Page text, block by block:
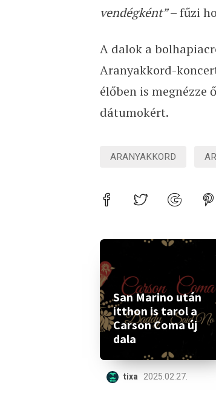
vendégként”– fűzi
A dalok a
Aranyakkord-
élőben is megnézze
dátumokért.
ARANYAKKORD
San Marino után
itthon is tarol a
Carson Coma új
dala
tixa 2025.02.27.